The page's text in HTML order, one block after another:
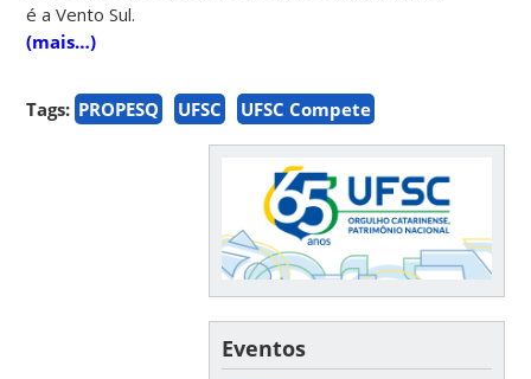
é a Vento Sul.
(mais…)
Tags: PROPESQ UFSC UFSC Compete
Eventos